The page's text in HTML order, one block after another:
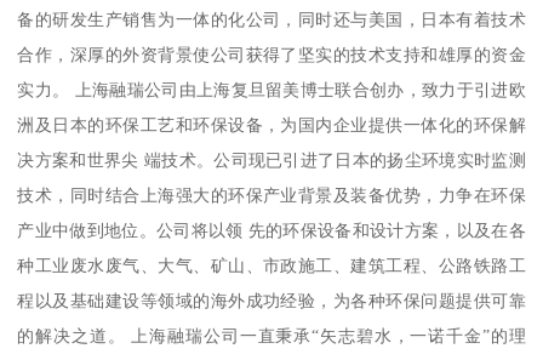
备的研发生产销售为一体的化公司，同时还与美国，日本有着技术
合作，深厚的外资背景使公司获得了坚实的技术支持和雄厚的资金
实力。 上海融瑞公司由上海复旦留美博士联合创办，致力于引进欧
洲及日本的环保工艺和环保设备，为国内企业提供一体化的环保解
决方案和世界尖 端技术。公司现已引进了日本的扬尘环境实时监测
技术，同时结合上海强大的环保产业背景及装备优势，力争在环保
产业中做到地位。公司将以领 先的环保设备和设计方案，以及在各
种工业废水废气、大气、矿山、市政施工、建筑工程、公路铁路工
程以及基础建设等领域的海外成功经验，为各种环保问题提供可靠
的解决之道。 上海融瑞公司一直秉承“矢志碧水，一诺千金”的理